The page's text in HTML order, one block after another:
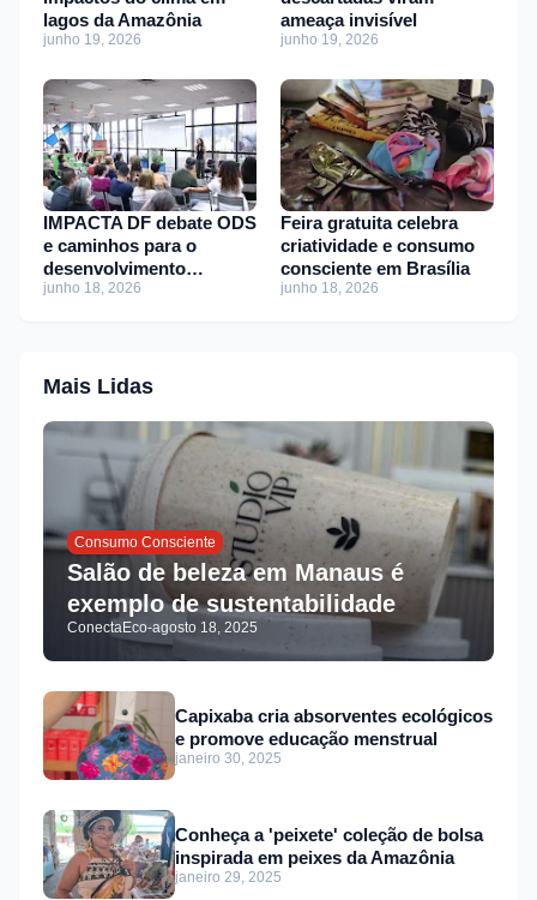
lagos da Amazônia
junho 19, 2026
ameaça invisível
junho 19, 2026
IMPACTA DF debate ODS
e caminhos para o
desenvolvimento
sustentável
junho 18, 2026
Feira gratuita celebra
criatividade e consumo
consciente em Brasília
junho 18, 2026
Mais Lidas
Consumo Consciente
Salão de beleza em Manaus é
exemplo de sustentabilidade
ConectaEco-agosto 18, 2025
Capixaba cria absorventes ecológicos
e promove educação menstrual
janeiro 30, 2025
Conheça a 'peixete' coleção de bolsa
inspirada em peixes da Amazônia
janeiro 29, 2025